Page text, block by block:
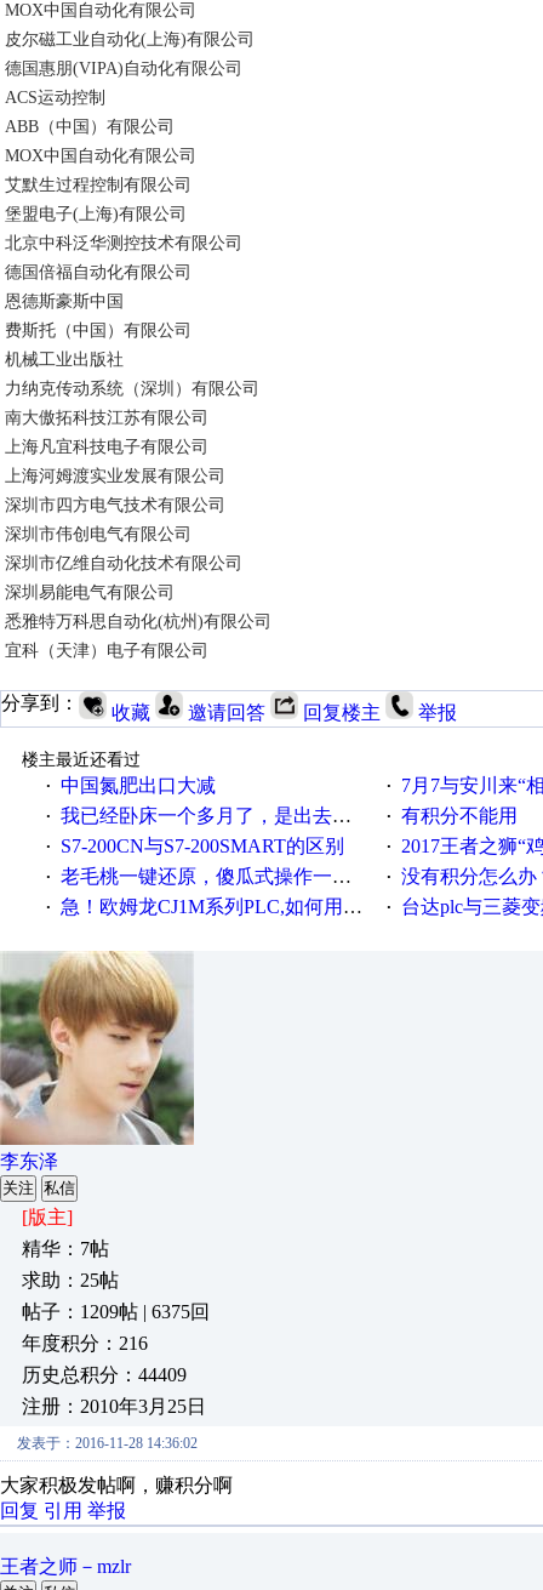
MOX中国自动化有限公司
皮尔磁工业自动化(上海)有限公司
德国惠朋(VIPA)自动化有限公司
ACS运动控制
ABB（中国）有限公司
MOX中国自动化有限公司
艾默生过程控制有限公司
堡盟电子(上海)有限公司
北京中科泛华测控技术有限公司
德国倍福自动化有限公司
恩德斯豪斯中国
费斯托（中国）有限公司
机械工业出版社
力纳克传动系统（深圳）有限公司
南大傲拓科技江苏有限公司
上海凡宜科技电子有限公司
上海河姆渡实业发展有限公司
深圳市四方电气技术有限公司
深圳市伟创电气有限公司
深圳市亿维自动化技术有限公司
深圳易能电气有限公司
悉雅特万科思自动化(杭州)有限公司
宜科（天津）电子有限公司
分享到： 收藏 邀请回答 回复楼主 举报
楼主最近还看过
· 中国氮肥出口大减 · 7月7与安川来“
· 我已经卧床一个多月了，是出去安装机械手在高速遭遇车祸所致:大家工作都要特别注意啊 · 有积分不能用
· S7-200CN与S7-200SMART的区别 · 2017王者之狮“鸡”情签到
· 老毛桃一键还原，傻瓜式操作一键轻松备份还原；程序为向导式安装，一键即可实现自动备份或还原系统。 · 没有积分怎么办
· 急！欧姆龙CJ1M系列PLC,如何用时间控制变频器。要求时间在组态王中可以自由输入！拜托各位大神了！ · 台达plc与三菱
李东泽
关注 私信
[版主]
精华：7帖
求助：25帖
帖子：1209帖 | 6375回
年度积分：216
历史总积分：44409
注册：2010年3月25日
发表于：2016-11-28 14:36:02
大家积极发帖啊，赚积分啊
回复 引用 举报
王者之师－mzlr